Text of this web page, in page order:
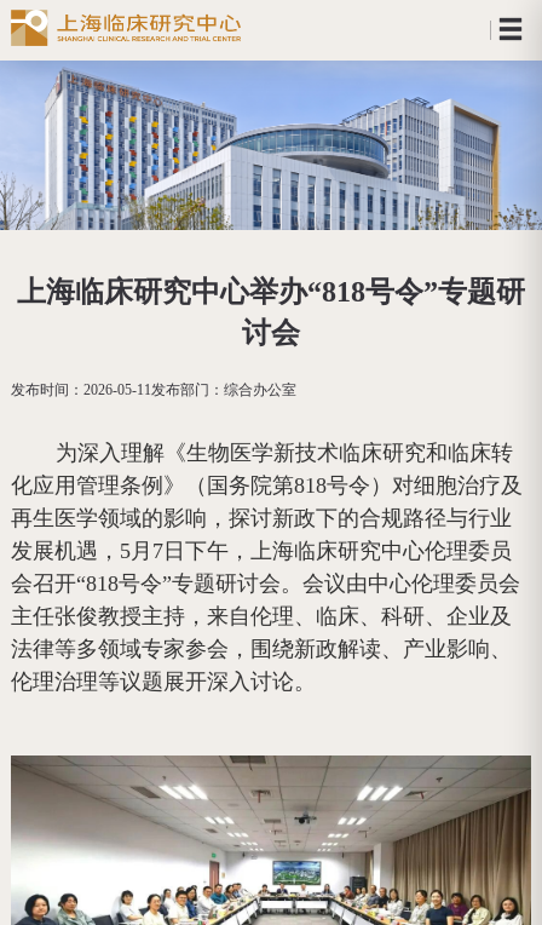
上海临床研究中心举办“818号令”专题研
讨会
发布时间： 2026-05-11 发布部门： 综合办公室
为深入理解《生物医学新技术临床研究和临床转
化应用管理条例》（国务院第818号令）对细胞治疗及
再生医学领域的影响，探讨新政下的合规路径与行业
发展机遇，5月7日下午，上海临床研究中心伦理委员
会召开“818号令”专题研讨会。会议由中心伦理委员会
主任张俊教授主持，来自伦理、临床、科研、企业及
法律等多领域专家参会，围绕新政解读、产业影响、
伦理治理等议题展开深入讨论。